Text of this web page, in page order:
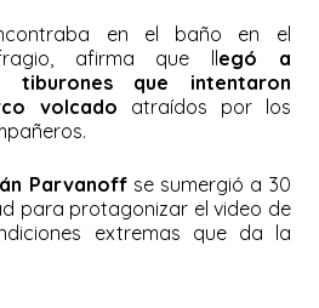
en el baño en el
afirma que llegó a
que intentaron
volcado atraídos por los
Parvanoffse sumergió a 30
para protagonizar el video de
extremas que da la